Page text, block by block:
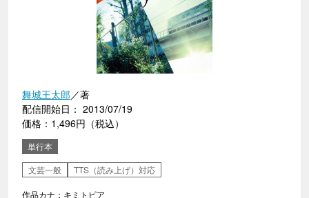
舞城王太郎／著
配信開始日： 2013/07/19
価格：1,496円（税込）
単行本
文芸一般
TTS（読み上げ）対応
作品カナ：キミトピア